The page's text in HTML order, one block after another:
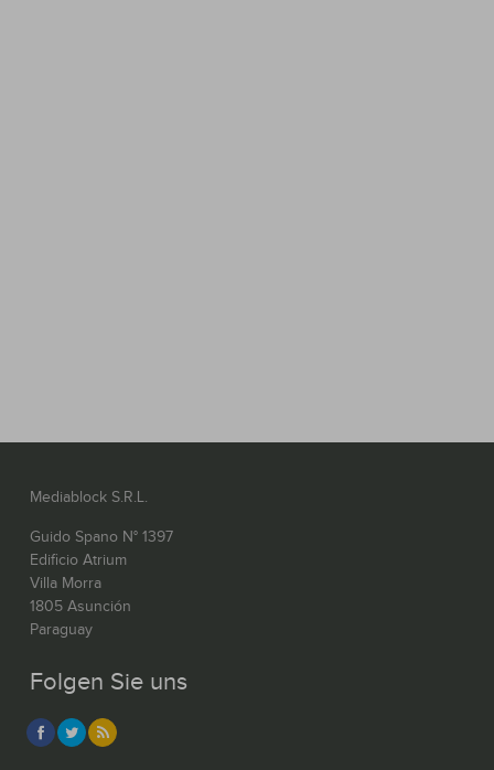
Mediablock S.R.L.
Guido Spano N° 1397
Edificio Atrium
Villa Morra
1805 Asunción
Paraguay
Folgen Sie uns